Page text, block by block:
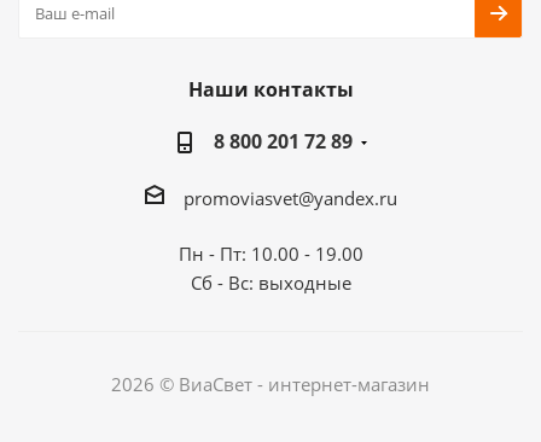
Наши контакты
8 800 201 72 89
promoviasvet@yandex.ru
Пн - Пт: 10.00 - 19.00
Сб - Вс: выходные
2026 © ВиаСвет - интернет-магазин